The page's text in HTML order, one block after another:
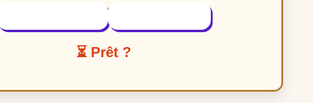
⏳ Prêt ?